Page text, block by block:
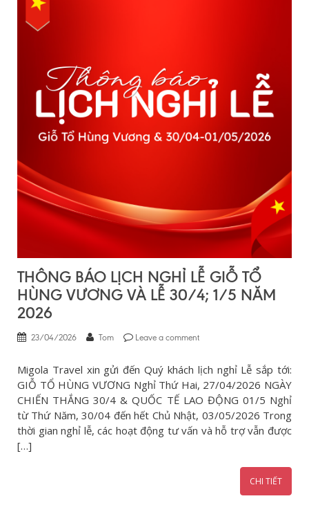
THÔNG BÁO LỊCH NGHỈ LỄ GIỖ TỔ
HÙNG VƯƠNG VÀ LỄ 30/4; 1/5 NĂM
2026
23/04/2026 Tom Leave a comment
Migola Travel xin gửi đến Quý khách lịch nghỉ Lễ sắp tới:
GIỖ TỔ HÙNG VƯƠNG Nghỉ Thứ Hai, 27/04/2026 NGÀY
CHIẾN THẮNG 30/4 & QUỐC TẾ LAO ĐỘNG 01/5 Nghỉ
từ Thứ Năm, 30/04 đến hết Chủ Nhật, 03/05/2026 Trong
thời gian nghỉ lễ, các hoạt động tư vấn và hỗ trợ vẫn được
[…]
CHI TIẾT